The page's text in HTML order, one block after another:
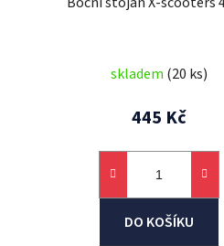
skladem (20 ks)
445 Kč
DO KOŠÍKU